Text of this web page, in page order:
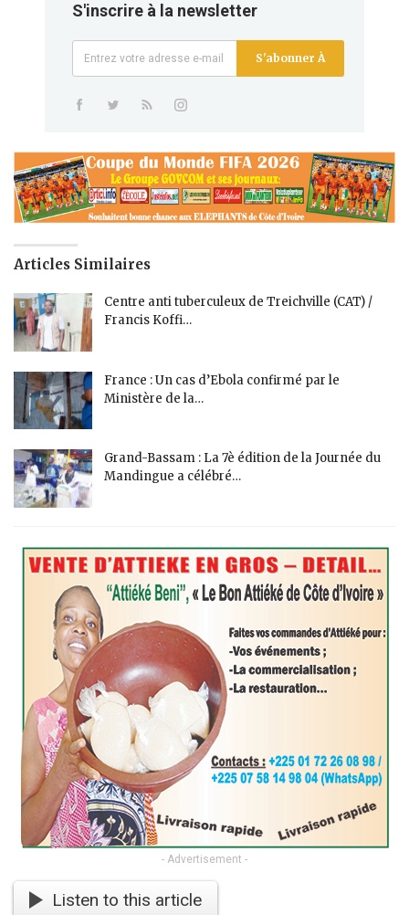
S'inscrire à la newsletter
S'abonner À
Articles Similaires
Centre anti tuberculeux de Treichville (CAT) /
Francis Koffi…
France : Un cas d’Ebola confirmé par le
Ministère de la…
Grand-Bassam : La 7è édition de la Journée du
Mandingue a célébré…
- Advertisement -
Listen to this article